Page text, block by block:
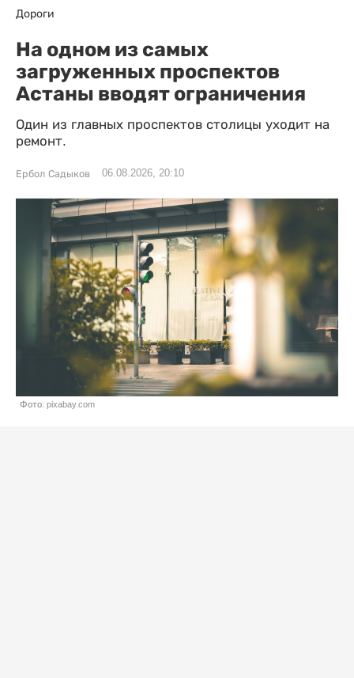
Дороги
На одном из самых
загруженных проспектов
Астаны вводят ограничения
Один из главных проспектов столицы уходит на
ремонт.
Ербол Садыков 06.08.2026, 20:10
Фото: pixabay.com